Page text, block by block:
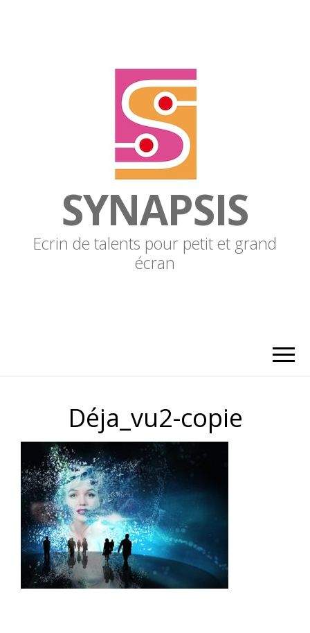
SYNAPSIS
Ecrin de talents pour petit et grand
écran
Déja_vu2-copie